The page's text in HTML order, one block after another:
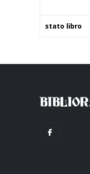
stato libro